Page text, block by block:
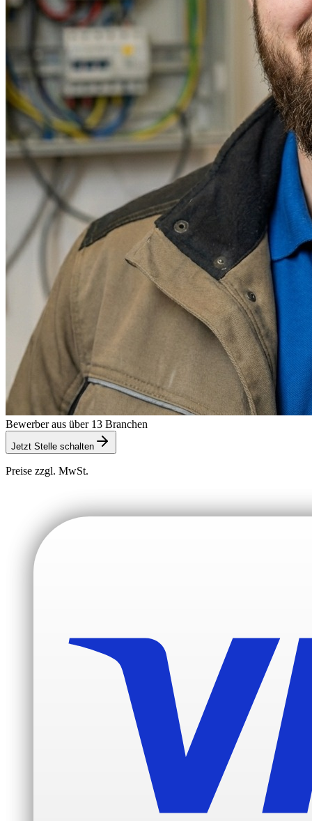
Bewerber aus über 13 Branchen
Jetzt Stelle schalten
Preise zzgl. MwSt.